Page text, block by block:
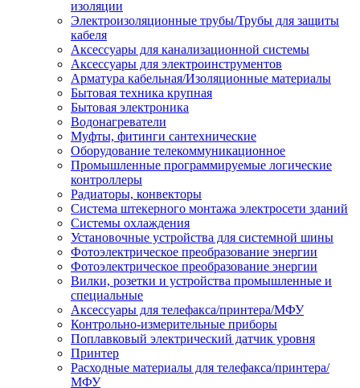
изоляции
Электроизоляционные трубы/Трубы для защиты
кабеля
Аксессуары для канализационной системы
Аксессуары для электроинструментов
Арматура кабельная/Изоляционные материалы
Бытовая техника крупная
Бытовая электроника
Водонагреватели
Муфты, фитинги сантехнические
Оборудование телекоммуникационное
Промышленные программируемые логические
контроллеры
Радиаторы, конвекторы
Система штекерного монтажа электросети зданий
Системы охлаждения
Установочные устройства для системной шины
Фотоэлектрическое преобразование энергии
Фотоэлектрическое преобразование энергии
Вилки, розетки и устройства промышленные и
специальные
Аксессуары для телефакса/принтера/МФУ
Контрольно-измерительные приборы
Поплавковый электрический датчик уровня
Принтер
Расходные материалы для телефакса/принтера/
МФУ